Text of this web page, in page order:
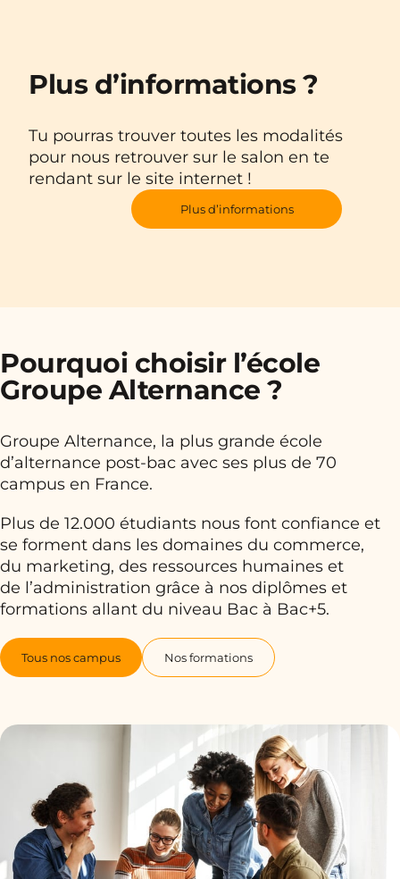
Plus d’informations ?
Tu pourras trouver toutes les modalités
pour nous retrouver sur le salon en te
rendant sur le site internet !
Plus d’informations
Pourquoi choisir l’école
Groupe Alternance ?
Groupe Alternance, la plus grande école
d’alternance post-bac avec ses plus de 70
campus en France.
Plus de 12.000 étudiants nous font confiance et
se forment dans les domaines du commerce,
du marketing, des ressources humaines et
de l’administration grâce à nos diplômes et
formations allant du niveau Bac à Bac+5.
Tous nos campus Nos formations